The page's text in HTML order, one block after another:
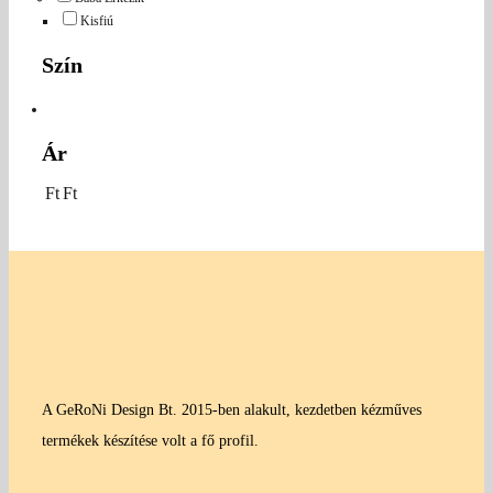
Kisfiú
Szín
Ár
FtFt
A GeRoNi Design Bt. 2015-ben alakult, kezdetben kézműves
termékek készítése volt a fő profil.